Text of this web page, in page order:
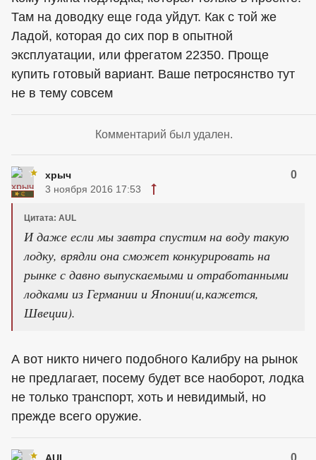
Там на доводку еще года уйдут. Как с той же
Ладой, которая до сих пор в опытной
эксплуатации, или фрегатом 22350. Проще
купить готовый вариант. Ваше петросянство тут
не в тему совсем
Комментарий был удален.
хрыч 0
3 ноября 2016 17:53
Цитата: AUL
И даже если мы завтра спустим на воду такую
лодку, врядли она сможет конкурировать на
рынке с давно выпускаемыми и отработанными
лодками из Германии и Японии(и,кажется,
Швеции).
А вот никто ничего подобного Калибру на рынок
не предлагает, посему будет все наоборот, лодка
не только транспорт, хоть и невидимый, но
прежде всего оружие.
0